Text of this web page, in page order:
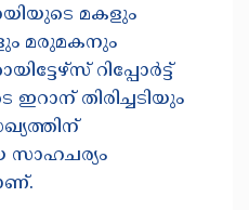
മകളും
മരുമകനും
റിപ്പോർട്ട്
തിരിച്ചടിയും
സാഹചര്യം